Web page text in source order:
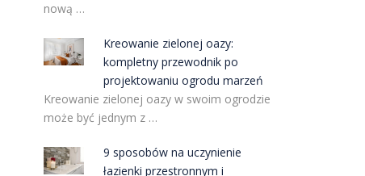
nową …
Kreowanie zielonej oazy:
kompletny przewodnik po
projektowaniu ogrodu marzeń
Kreowanie zielonej oazy w swoim ogrodzie
może być jednym z …
9 sposobów na uczynienie
łazienki przestronnym i